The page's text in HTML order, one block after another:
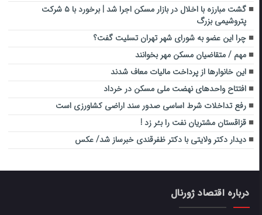
گشت مبارزه با اخلال در بازار مسکن اجرا شد | برخورد با ۵ شرکت
پتروشیمی بزرگ
چرا این عضو به شورای شهر تهران تسلیت گفت؟
مهم / متقاضیان مسکن مهر بخوانند
این خانوارها از پرداخت مالیات معاف شدند
افتتاح واحدهای نهضت ملی مسکن در خرداد
رفع تداخلات شرط اساسی صدور سند اراضی کشاورزی است
قزاقستان مشتریان نفت را بـُر زد !
دیدار دکتر ولایتی با دکتر ظفرقندی خبرساز شد/ عکس
درباره اقتصاد ژورنال